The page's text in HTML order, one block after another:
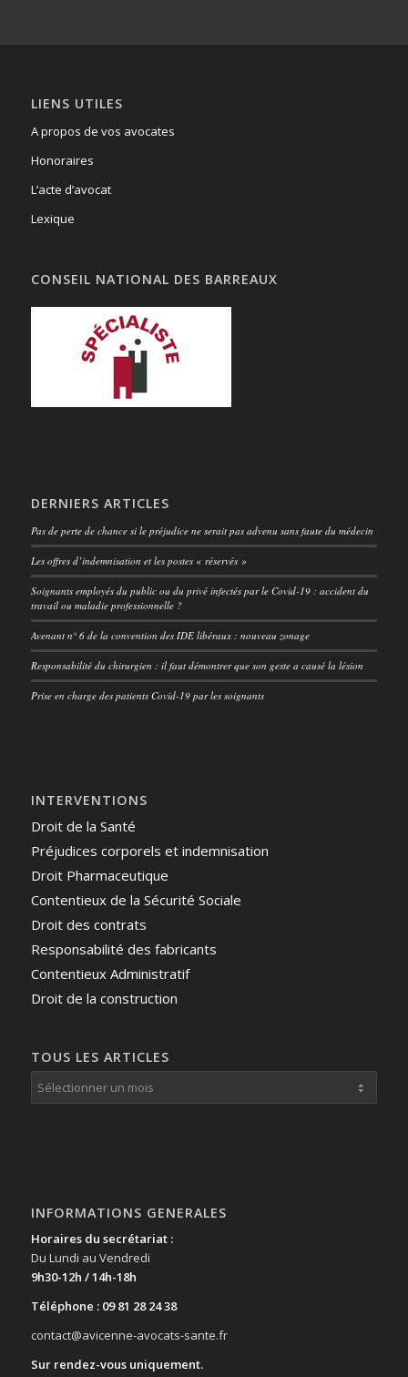
LIENS UTILES
A propos de vos avocates
Honoraires
L’acte d’avocat
Lexique
CONSEIL NATIONAL DES BARREAUX
DERNIERS ARTICLES
Pas de perte de chance si le préjudice ne serait pas advenu sans faute du médecin
Les offres d’indemnisation et les postes « réservés »
Soignants employés du public ou du privé infectés par le Covid-19 : accident du
travail ou maladie professionnelle ?
Avenant n° 6 de la convention des IDE libéraux : nouveau zonage
Responsabilité du chirurgien : il faut démontrer que son geste a causé la lésion
Prise en charge des patients Covid-19 par les soignants
INTERVENTIONS
Droit de la Santé
Préjudices corporels et indemnisation
Droit Pharmaceutique
Contentieux de la Sécurité Sociale
Droit des contrats
Responsabilité des fabricants
Contentieux Administratif
Droit de la construction
TOUS LES ARTICLES
INFORMATIONS GENERALES
Horaires du secrétariat :
Du Lundi au Vendredi
9h30-12h / 14h-18h
Téléphone : 09 81 28 24 38
contact@avicenne-avocats-sante.fr
Sur rendez-vous uniquement.